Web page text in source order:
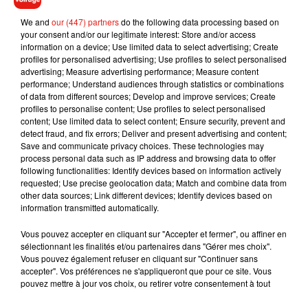
Encouragée par ses parents adoptifs, Emilie est déterminée
plus que jamais à connaître enfin son histoire, ses racines.
Pour l'heure et grâce à cet appel médiatisé, Emilie a pu
reprendre contact avec Isabelle, une jeune femme âgée de
22 ans au moment des faits, employée de l'aéroport, qui a
été la première a signaler la poussette du bébé abandonné.
Je l'ai reconnue tout de suite. Elle avait le même regard et
le même sourire que ce bébé dans la poussette. Elle était
test réalisé par une banque de données génétiques afin de
retrouver ses origines géographiques, Emilie a appris qu'elle
serait à 50% d'origine indienne, et 50% de l'Est de la France.
We and our (447) partnersdo the following data processing based on
your consent and/or our legitimate interest: Store and/or access
information on a device; Use limited data to select advertising; Create
profiles for personalised advertising; Use profiles to select personalised
advertising; Measure advertising performance; Measure content
performance; Understand audiences through statistics or combinations
of data from different sources; Develop and improve services; Create
profiles to personalise content; Use profiles to select personalised
content; Use limited data to select content; Ensure security, prevent and
detect fraud, and fix errors; Deliver and present advertising and content;
Save and communicate privacy choices. These technologies may
process personal data such as IP address and browsing data to offer
following functionalities: Identify devices based on information actively
requested; Use precise geolocation data; Match and combine data from
other data sources; Link different devices; Identify devices based on
information transmitted automatically.
Vous pouvez accepter en cliquant sur "Accepter et fermer", ou affiner en
sélectionnant les finalités et/ou partenaires dans "Gérer mes choix".
Vous pouvez également refuser en cliquant sur "Continuer sans
accepter". Vos préférences ne s'appliqueront que pour ce site. Vous
pouvez mettre à jour vos choix, ou retirer votre consentement à tout